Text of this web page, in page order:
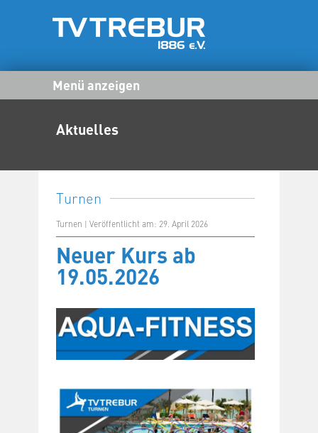
Menü anzeigen
Aktuelles
Turnen
Turnen | Veröffentlicht am: 29. April 2026
Neuer Kurs ab
19.05.2026